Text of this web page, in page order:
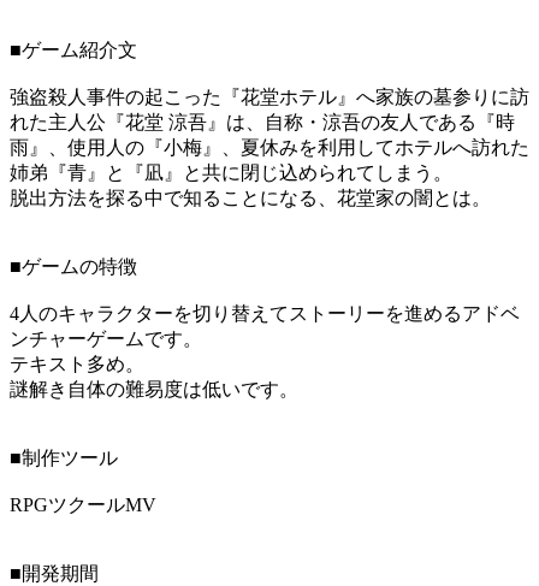
■ゲーム紹介文
強盗殺人事件の起こった『花堂ホテル』へ家族の墓参りに訪
れた主人公『花堂 涼吾』は、自称・涼吾の友人である『時
雨』、使用人の『小梅』、夏休みを利用してホテルへ訪れた
姉弟『青』と『凪』と共に閉じ込められてしまう。
脱出方法を探る中で知ることになる、花堂家の闇とは。
■ゲームの特徴
4人のキャラクターを切り替えてストーリーを進めるアドベ
ンチャーゲームです。
テキスト多め。
謎解き自体の難易度は低いです。
■制作ツール
RPGツクールMV
■開発期間